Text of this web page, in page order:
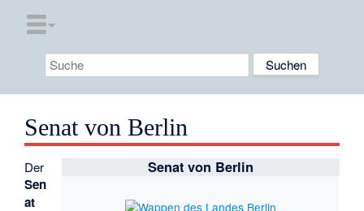
Senat von Berlin
Senat von Berlin
Der
Sen
at